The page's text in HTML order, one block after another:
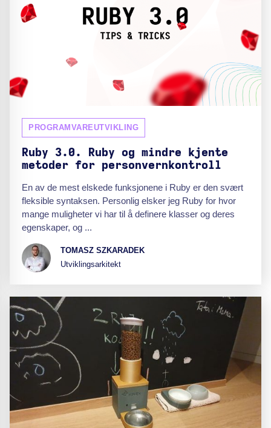
PROGRAMVAREUTVIKLING
Ruby 3.0. Ruby og mindre kjente
metoder for personvernkontroll
En av de mest elskede funksjonene i Ruby er den svært
fleksible syntaksen. Personlig elsker jeg Ruby for hvor
mange muligheter vi har til å definere klasser og deres
egenskaper, og ...
TOMASZ SZKARADEK
Utviklingsarkitekt